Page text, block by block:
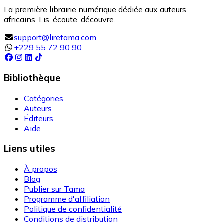
La première librairie numérique dédiée aux auteurs
africains. Lis, écoute, découvre.
support@liretama.com
+229 55 72 90 90
Bibliothèque
Catégories
Auteurs
Éditeurs
Aide
Liens utiles
À propos
Blog
Publier sur Tama
Programme d'affiliation
Politique de confidentialité
Conditions de distribution